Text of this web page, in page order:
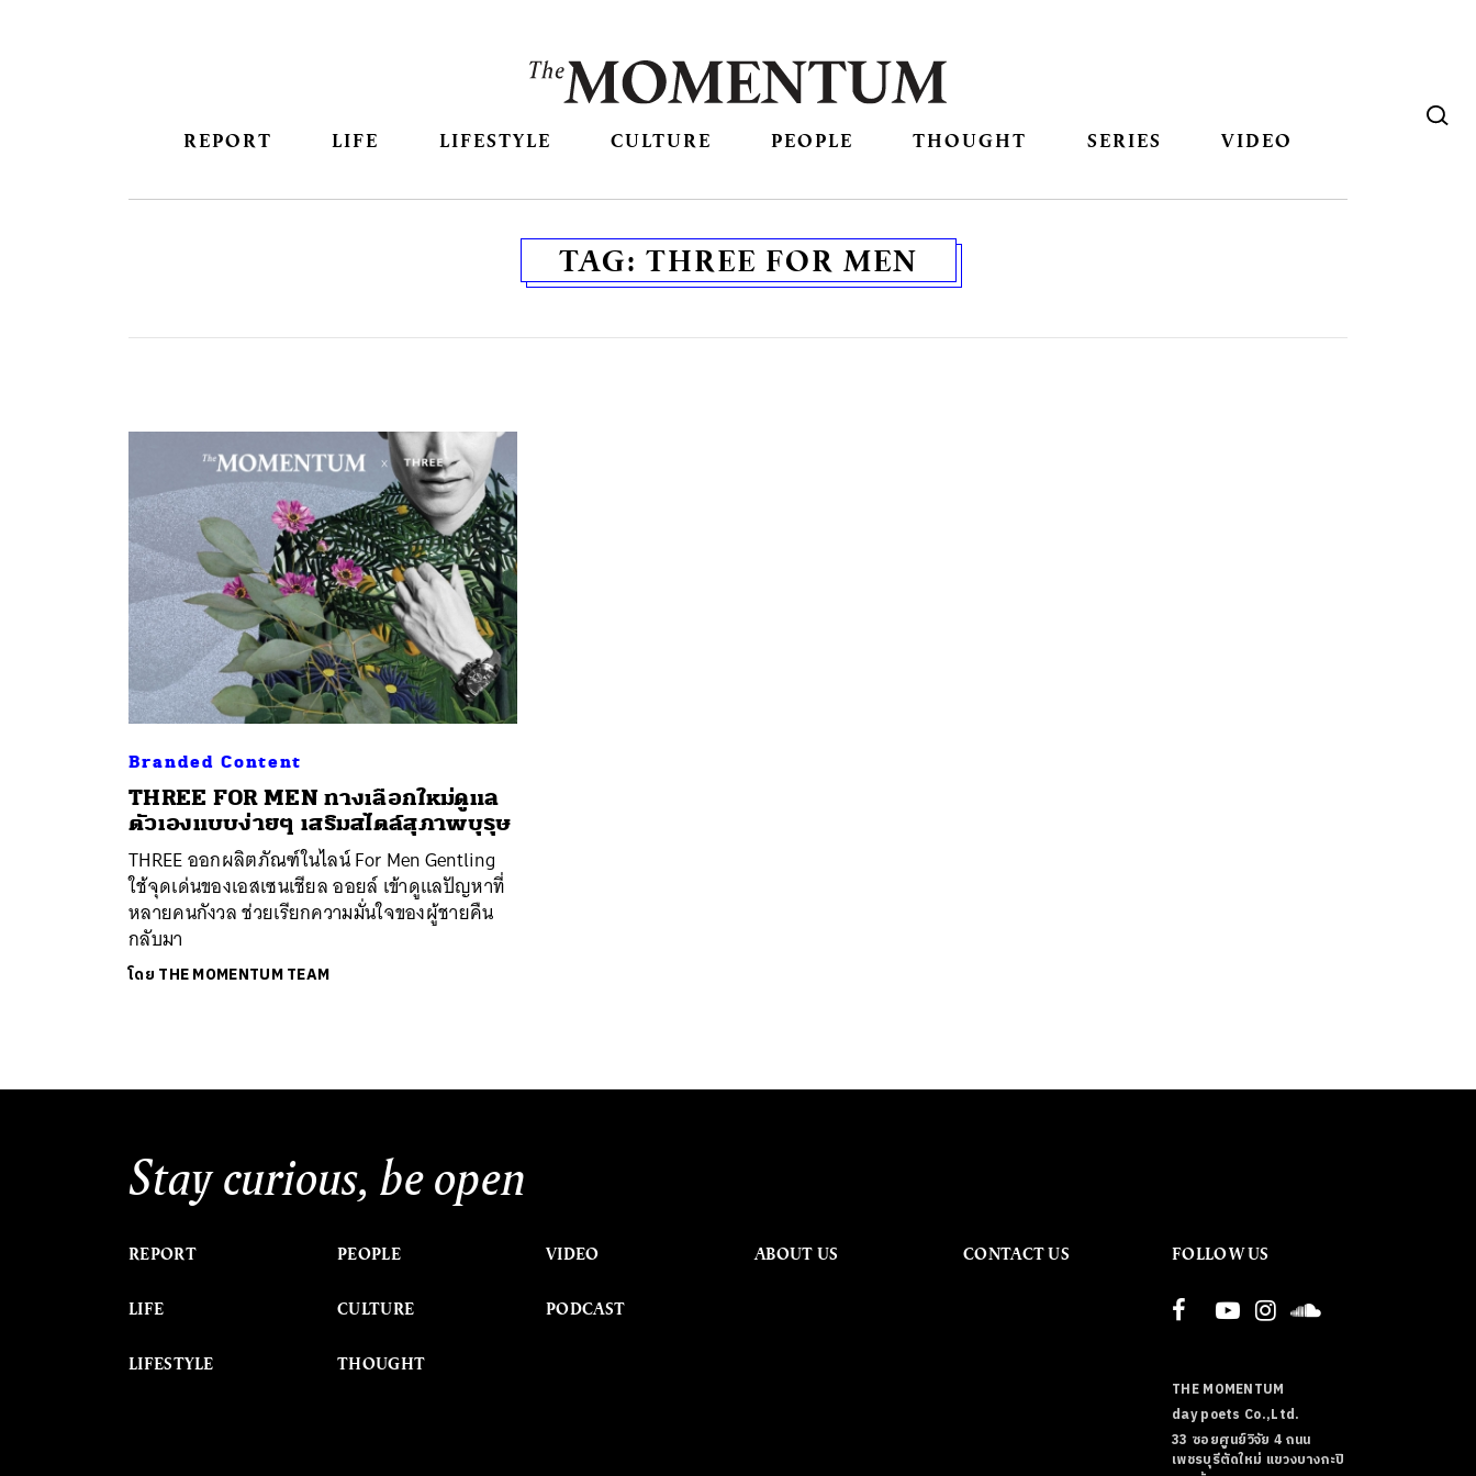
REPORT LIFE LIFESTYLE CULTURE PEOPLE THOUGHT SERIES VIDEO
TAG: THREE FOR MEN
Branded Content
THREE FOR MEN ทางเลือกใหม่ดูแล
ตัวเองแบบง่ายๆ เสริมสไตล์สุภาพบุรุษ
THREE ออกผลิตภัณฑ์ในไลน์ For Men Gentling
ใช้จุดเด่นของเอสเซนเชียล ออยล์ เข้าดูแลปัญหาที่
หลายคนกังวล ช่วยเรียกความมั่นใจของผู้ชายคืน
กลับมา
โดย THE MOMENTUM TEAM
Stay curious, be open
REPORT
LIFE
LIFESTYLE
PEOPLE
CULTURE
THOUGHT
VIDEO
PODCAST
ABOUT US CONTACT US FOLLOW US
THE MOMENTUM
day poets Co.,Ltd.
33 ซอยศูนย์วิจัย 4 ถนน
เพชรบุรีตัดใหม่ แขวงบางกะปิ
ค้นหา